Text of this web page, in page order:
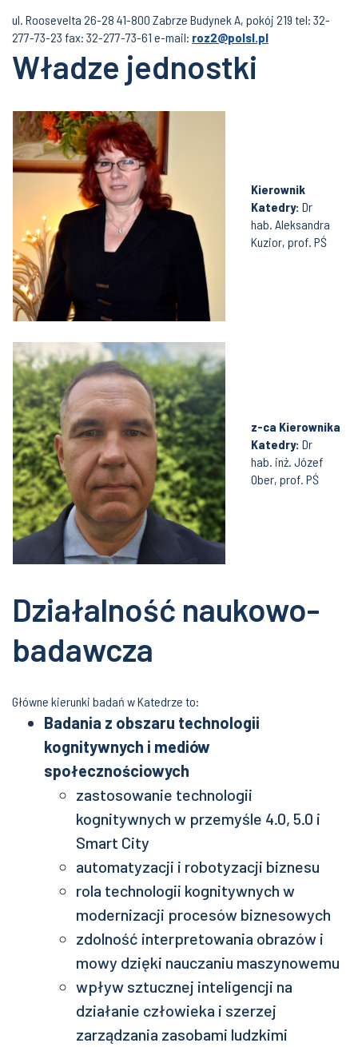
ul. Roosevelta 26-28 41-800 Zabrze Budynek A, pokój 219 tel: 32-
277-73-23 fax: 32-277-73-61 e-mail: roz2@polsl.pl
Władze jednostki
Kierownik
Katedry: Dr
hab. Aleksandra
Kuzior, prof. PŚ
z-ca Kierownika
Katedry: Dr
hab. inż. Józef
Ober, prof. PŚ
Działalność naukowo-
badawcza
Główne kierunki badań w Katedrze to:
Badania z obszaru technologii
kognitywnych i mediów
społecznościowych
zastosowanie technologii
kognitywnych w przemyśle 4.0, 5.0 i
Smart City
automatyzacji i robotyzacji biznesu
rola technologii kognitywnych w
modernizacji procesów biznesowych
zdolność interpretowania obrazów i
mowy dzięki nauczaniu maszynowemu
wpływ sztucznej inteligencji na
działanie człowieka i szerzej
zarządzania zasobami ludzkimi